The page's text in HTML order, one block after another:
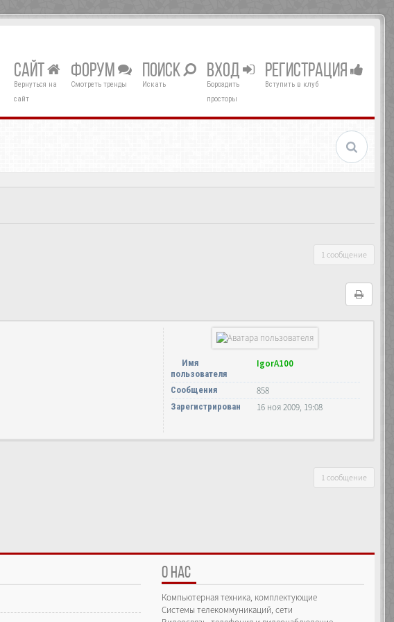
САЙТ
Вернуться на
сайт
ФОРУМ
Смотреть тренды
ПОИСК
Искать
ВХОД
Бороздить
просторы
РЕГИСТРАЦИЯ
Вступить в клуб
1 сообщение
Имя
пользователя
IgorA100
Сообщения 858
Зарегистрирован 16 ноя 2009, 19:08
1 сообщение
О НАС
Компьютерная техника, комплектующие
Системы телекоммуникаций, сети